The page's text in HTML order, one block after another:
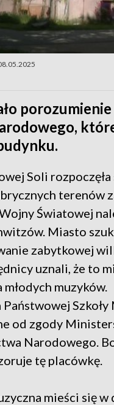
Soli rozpoczęła
terenów
Światowej
Miasto
zabytkowej
uznali, że to
muzyków.
Szkoły
od zgody
Narodowego.
tę placówkę.
mieści się